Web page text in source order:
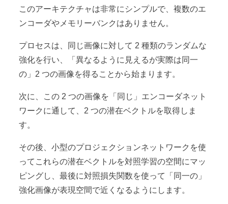
このアーキテクチャは非常にシンプルで、複数のエ
ンコーダやメモリーバンクはありません。
プロセスは、同じ画像に対して 2 種類のランダムな
強化を行い、「異なるように見えるが実際は同一
の」2 つの画像を得ることから始まります。
次に、この 2 つの画像を「同じ」エンコーダネット
ワークに通して、2 つの潜在ベクトルを取得しま
す。
その後、小型のプロジェクションネットワークを使
ってこれらの潜在ベクトルを対照学習の空間にマッ
ピングし、最後に対照損失関数を使って「同一の」
強化画像が表現空間で近くなるようにします。